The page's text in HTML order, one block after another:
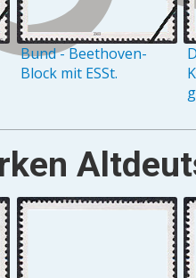
Bund - Beethoven-
Block mit ESSt.